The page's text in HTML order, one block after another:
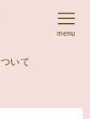
menu
いて